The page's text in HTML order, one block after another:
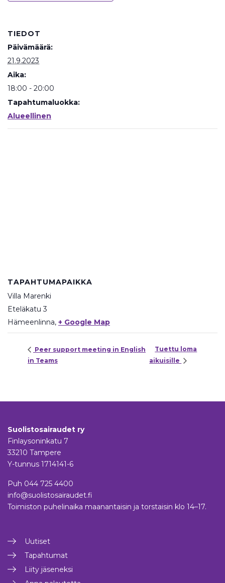
TIEDOT
Päivämäärä:
21.9.2023
Aika:
18:00 - 20:00
Tapahtumaluokka:
Alueellinen
TAPAHTUMAPAIKKA
Villa Marenki
Eteläkatu 3
Hämeenlinna, + Google Map
Peer support meeting in English
in Teams
Tuettu loma
aikuisille
Suolistosairaudet ry
Finlaysoninkatu 7
33210 Tampere
Y-tunnus 1714141-6
Puh 044 725 4400
info@suolistosairaudet.fi
Toimiston puhelinaika maanantaisin ja torstaisin klo 14–17.
Uutiset
Tapahtumat
Liity jäseneksi